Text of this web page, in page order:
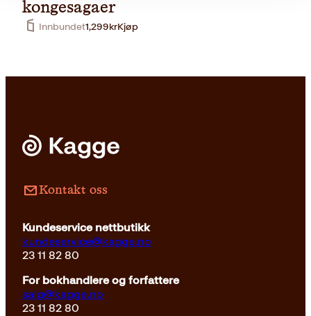
kongesagaer
Innbundet1,299krKjøp
Kontakt oss
Kundeservice nettbutikk
kundeservice@kagge.no
23 11 82 80
For bokhandlere og forfattere
salg@kagge.no
23 11 82 80